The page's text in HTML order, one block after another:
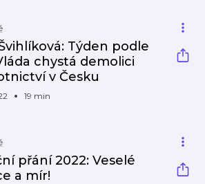
Týden podle
chystá demolici
v Česku
19 min
přání 2022: Veselé
a mír!